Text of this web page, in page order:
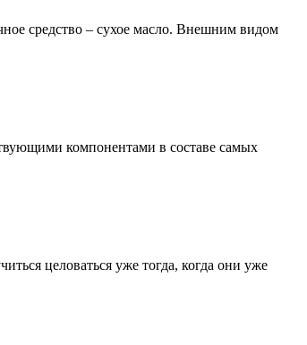
средство – сухое масло. Внешним видом
компонентами в составе самых
целоваться уже тогда, когда они уже